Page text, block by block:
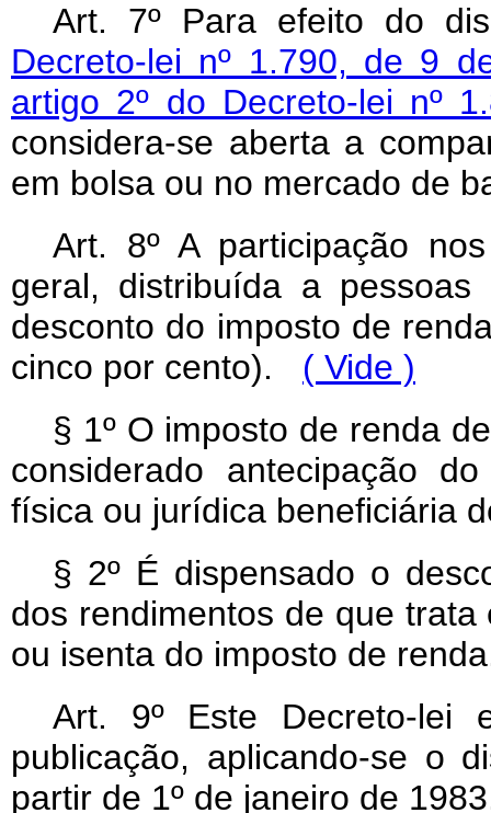
Art. 7º Para efeito do
Decreto-lei nº 1.790, de 9
artigo 2º do Decreto-lei nº
considera-se aberta a
em bolsa ou no mercado de
Art. 8º A participação
geral, distribuída a
desconto do imposto de
cinco por cento). ( Vide )
§ 1º O imposto de renda
considerado antecipação
física ou jurídica beneficiária
§ 2º É dispensado o
dos rendimentos de que
ou isenta do imposto de
Art. 9º Este Decreto-lei
publicação, aplicando-se o
partir de 1º de janeiro de